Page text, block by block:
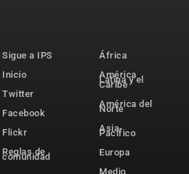
Sigue a IPS
Inicio
Twitter
Facebook
Flickr
Reglas de
comunidad
África
América
Latina y el
Caribe
América del
Norte
Asia-
Pacífico
Europa
Medio